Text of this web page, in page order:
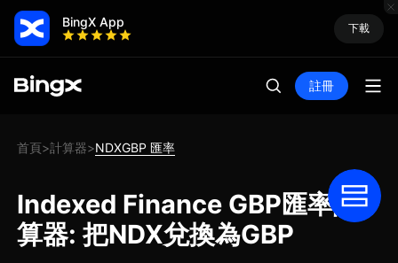
BingX App 下載
註冊
首頁>計算器>NDXGBP 匯率
Indexed Finance GBP匯率計
算器: 把NDX兌換為GBP